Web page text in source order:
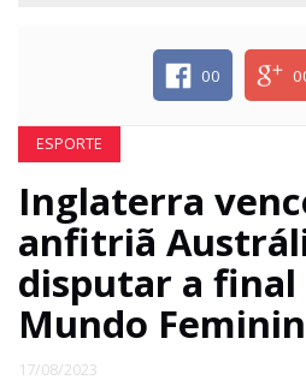
00
ESPORTE
Inglaterra
anfitriã
disputar a final
Mundo
17/08/2023